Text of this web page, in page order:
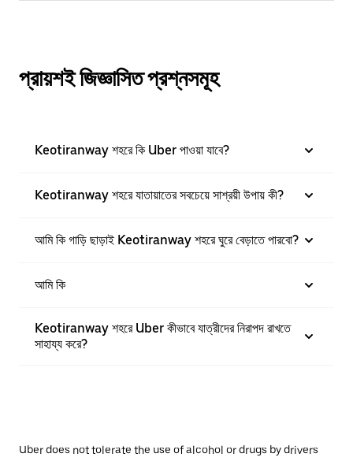
প্রায়শই জিজ্ঞাসিত প্রশ্নসমূহ
Keotiranway শহরে কি Uber পাওয়া যাবে?
Keotiranway শহরে যাতায়াতের সবচেয়ে সাশ্রয়ী উপায় কী?
আমি কি গাড়ি ছাড়াই Keotiranway শহরে ঘুরে বেড়াতে পারবো?
আমি কি
Keotiranway শহরে Uber কীভাবে যাত্রীদের নিরাপদ রাখতে
সাহায্য করে?
Uber does not tolerate the use of alcohol or drugs by drivers